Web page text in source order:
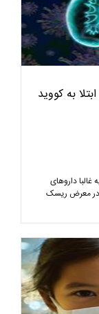
به کووید
غالبا داروهای
در معرض ریسک